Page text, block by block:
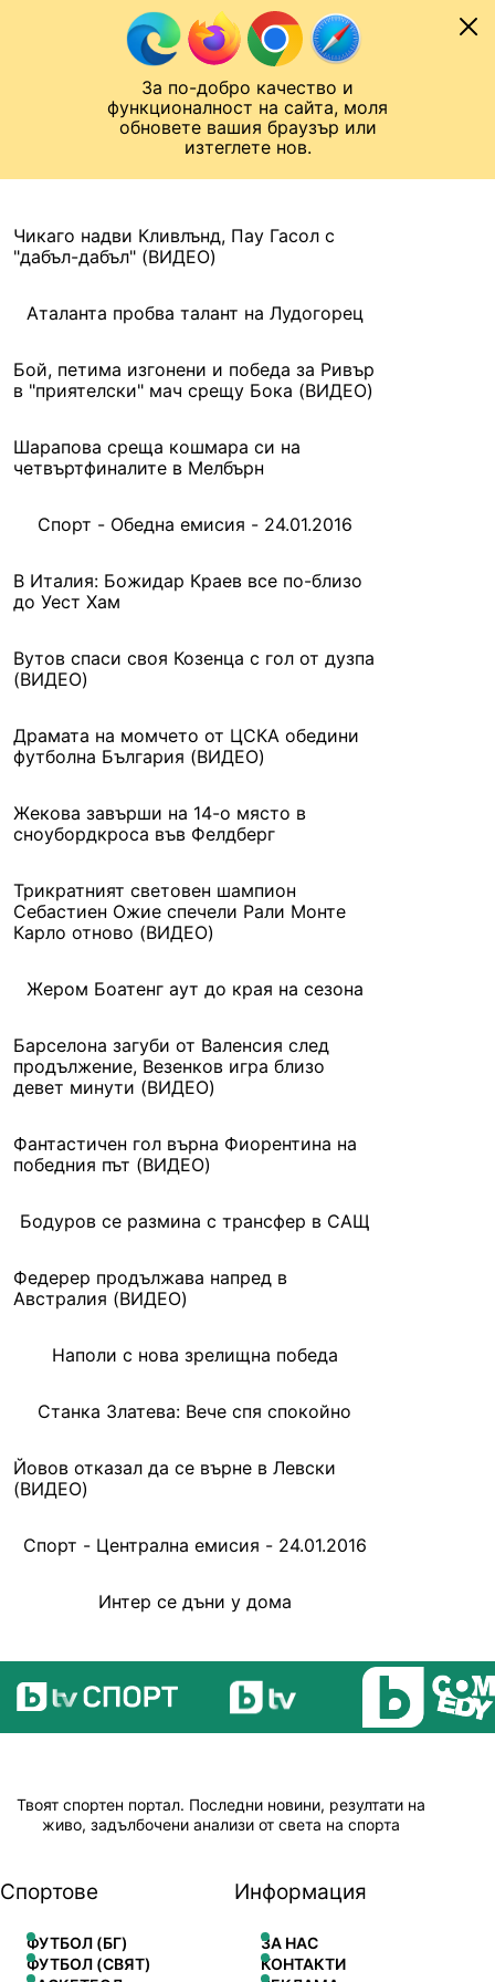
За по-добро качество и
функционалност на сайта, моля
обновете вашия браузър или
изтеглете нов.
Към съдържанието
Лига на Конференциите
Чикаго надви Кливлънд, Пау Гасол с
"дабъл-дабъл" (ВИДЕО)
Аталанта пробва талант на Лудогорец
Бой, петима изгонени и победа за Ривър
в "приятелски" мач срещу Бока (ВИДЕО)
Шарапова среща кошмара си на
четвъртфиналите в Мелбърн
Спорт - Обедна емисия - 24.01.2016
В Италия: Божидар Краев все по-близо
до Уест Хам
Вутов спаси своя Козенца с гол от дузпа
(ВИДЕО)
Драмата на момчето от ЦСКА обедини
футболна България (ВИДЕО)
Жекова завърши на 14-о място в
сноубордкроса във Фелдберг
Трикратният световен шампион
Себастиен Ожие спечели Рали Монте
Карло отново (ВИДЕО)
Жером Боатенг аут до края на сезона
Барселона загуби от Валенсия след
продължение, Везенков игра близо
девет минути (ВИДЕО)
Фантастичен гол върна Фиорентина на
победния път (ВИДЕО)
Бодуров се размина с трансфер в САЩ
Федерер продължава напред в
Австралия (ВИДЕО)
Наполи с нова зрелищна победа
Станка Златева: Вече спя спокойно
Йовов отказал да се върне в Левски
(ВИДЕО)
Спорт - Централна емисия - 24.01.2016
Интер се дъни у дома
Твоят спортен портал. Последни новини, резултати на
живо, задълбочени анализи от света на спорта
Спортове
ФУТБОЛ (БГ)
ФУТБОЛ (СВЯТ)
Информация
ЗА НАС
КОНТАКТИ